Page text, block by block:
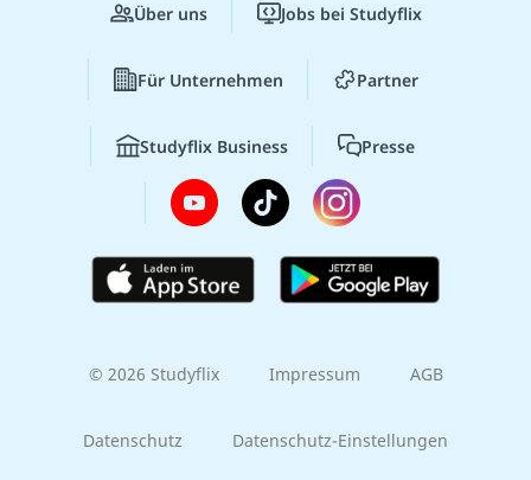
Über uns Jobs bei Studyflix
Für Unternehmen Partner
Studyflix Business Presse
© 2026 Studyflix Impressum AGB
Datenschutz Datenschutz-Einstellungen